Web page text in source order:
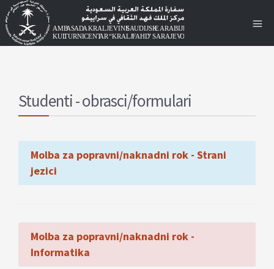
Studenti - obrasci/formulari
Molba za popravni/naknadni rok - Strani
jezici
Molba za popravni/naknadni rok -
Informatika